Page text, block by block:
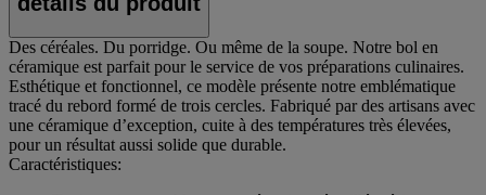
Des céréales. Du porridge. Ou même de la soupe. Notre bol en
céramique est parfait pour le service de vos préparations culinaires.
Esthétique et fonctionnel, ce modèle présente notre emblématique
tracé du rebord formé de trois cercles. Fabriqué par des artisans avec
une céramique d’exception, cuite à des températures très élevées,
pour un résultat aussi solide que durable.
Caractéristiques: